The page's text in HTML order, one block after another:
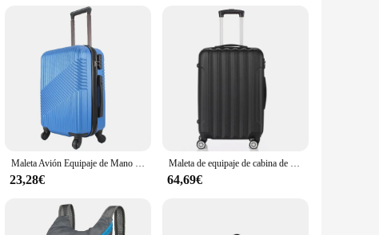
are protected during your travels. Its sleek and modern
on weight. Whether you're packing for a weekend
mechanism provides peace of mind, safeguarding your
providing both functionality and ease of use.
and carry, while the robust construction means it can
to extended vacations. The maleta de viaje is a testament to
Maleta Avión Equipaje de Mano Viaje Cabina Trolley ABS Rígida 4 Ruedas Maleta de cabina rigida con asa telescopica 55x35x20CM
23,28€
Maleta de equipaje de cabina de mano de viaje con carcasa dura liviana de 24 pulgadas, aprobada por la prioridad Ryanair, British Airways
64,69€